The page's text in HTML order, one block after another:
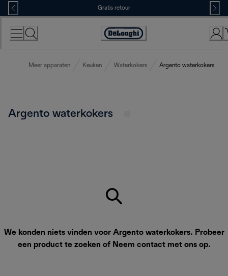
Skip
to
Content
Gratis retour
Accessibility
Meer apparaten Keuken Waterkokers Argento waterkokers
Argento waterkokers
We konden niets vinden voor Argento waterkokers. Probeer
een product te zoeken of Neem contact met ons op.